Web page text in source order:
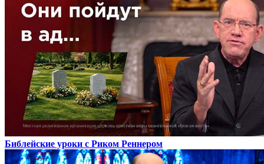
Библейские уроки с Риком Реннером